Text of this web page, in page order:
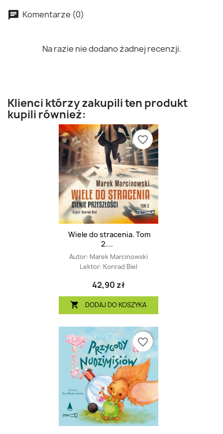
Komentarze (0)
Na razie nie dodano żadnej recenzji.
Klienci którzy zakupili ten produkt
kupili również:
Wiele do stracenia. Tom
2....
Autor: Marek Marcinowski
Lektor: Konrad Biel
42,90 zł
 DODAJ DO KOSZYKA
favorite_border
favorite_border